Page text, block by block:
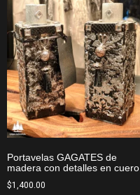
Portavelas GAGATES de
madera con detalles en cuero
$1,400.00